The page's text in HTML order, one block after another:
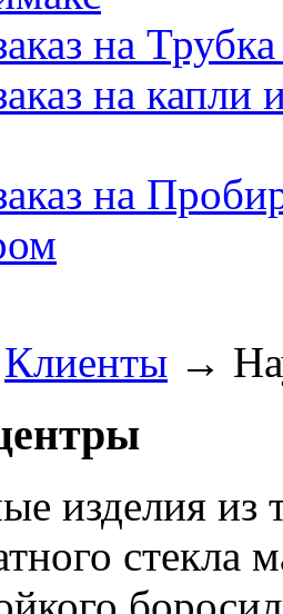
на
на капли
на
Клиенты →
изделия из
стекла